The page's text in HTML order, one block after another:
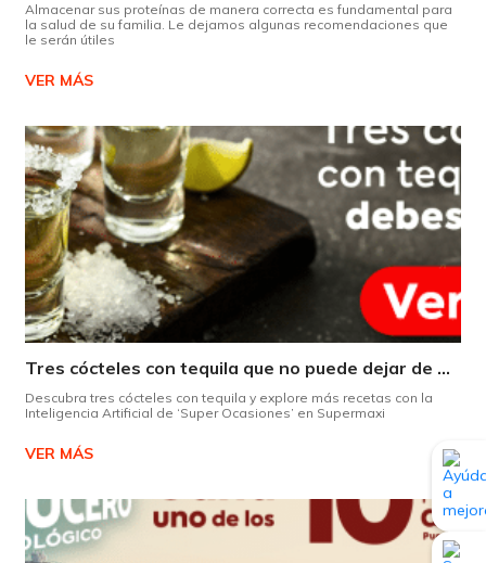
Almacenar sus proteínas de manera correcta es fundamental para
la salud de su familia. Le dejamos algunas recomendaciones que
le serán útiles
VER MÁS
Tres cócteles con tequila que no puede dejar de probar gracias a nuestra IA.
Descubra tres cócteles con tequila y explore más recetas con la
Inteligencia Artificial de ‘Super Ocasiones’ en Supermaxi
VER MÁS